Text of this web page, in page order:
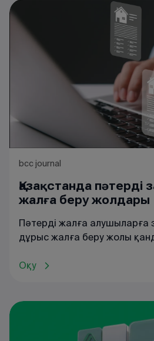
bcc journal
Қазақстанда пәтерді
жалға беру жолдары
Пәтерді жалға
дұрыс жалға беру жолы
Оқу